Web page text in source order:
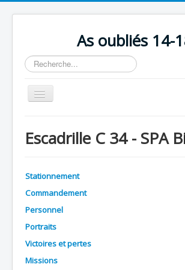
As oubliés 14-
Rechercher
Basculer
la
Chronologie
Avions
Personnels
Formation
Doctrines
Escadrille C 34 - SPA
Stationnement
Commandement
Personnel
Portraits
Victoires et pertes
Missions